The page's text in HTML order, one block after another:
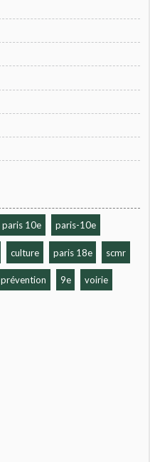
paris 10e paris-10e
culture paris 18e scmr
prévention 9e voirie